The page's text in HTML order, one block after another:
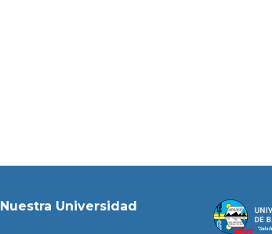
Nuestra Universidad